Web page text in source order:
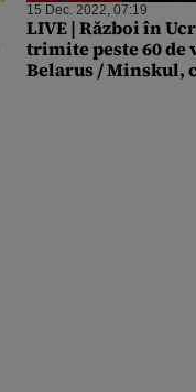
15 Dec. 2022, 07:19
LIVE | Război în
trimite peste 60
Belarus / Minskul,